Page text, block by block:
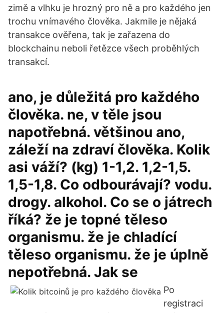
zimě a vlhku je hrozný pro ně a pro každého jen
trochu vnímavého člověka. Jakmile je nějaká
transakce ověřena, tak je zařazena do
blockchainu neboli řetězce všech proběhlých
transakcí.
ano, je důležitá pro každého
člověka. ne, v těle jsou
napotřebná. většinou ano,
záleží na zdraví člověka. Kolik
asi váží? (kg) 1-1,2. 1,2-1,5.
1,5-1,8. Co odbourávají? vodu.
drogy. alkohol. Co se o játrech
říká? že je topné těleso
organismu. že je chladící
těleso organismu. že je úplně
nepotřebná. Jak se
Po
registraci